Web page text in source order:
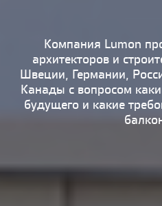
Наследие
Эко
Компания Lumon
архитекторов и
Швеции, Германии,
Канады с вопросом
будущего и какие